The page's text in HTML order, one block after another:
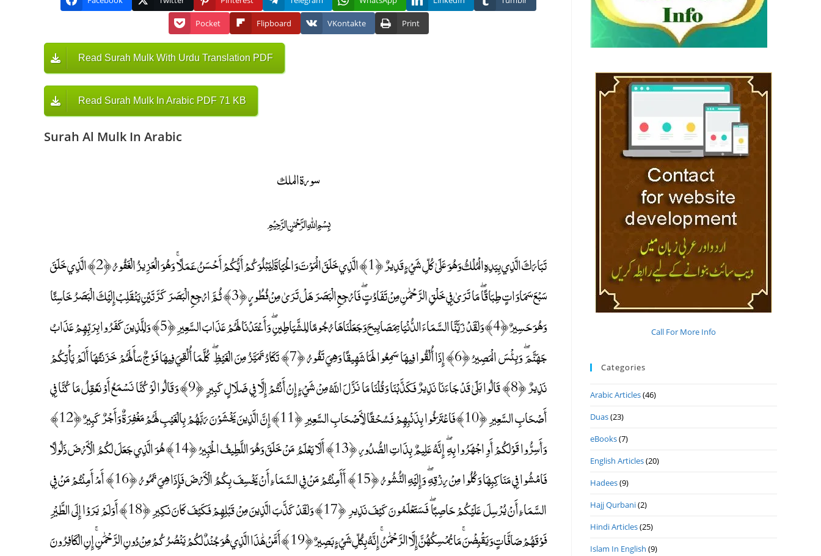
Pocket Flipboard VKontakte Print
Read Surah Mulk With Urdu Translation PDF
Read Surah Mulk In Arabic PDF 71 KB
Surah Al Mulk In Arabic
سورة الملك
﷽
تَبَارَكَ الَّذِي بِيَدِهِ الْمُلْكُ وَهُوَ عَلَىٰ كُلِّ شَيْءٍ قَدِيرٌ ﴿1﴾ الَّذِي خَلَقَ الْمَوْتَ وَالْحَيَاةَ لِيَبْلُوَكُمْ أَيُّكُمْ أَحْسَنُ عَمَلًا ۚ وَهُوَ الْعَزِيزُ الْغَفُورُ ﴿2﴾ الَّذِي خَلَقَ
سَبْعَ سَمَاوَاتٍ طِبَاقًا ۖ مَا تَرَىٰ فِي خَلْقِ الرَّحْمَٰنِ مِنْ تَفَاوُتٍ ۖ فَارْجِعِ الْبَصَرَ هَلْ تَرَىٰ مِنْ فُطُورٍ ﴿3﴾ ثُمَّ ارْجِعِ الْبَصَرَ كَرَّتَيْنِ يَنْقَلِبْ إِلَيْكَ الْبَصَرُ خَاسِئًا
وَهُوَ حَسِيرٌ ﴿4﴾ وَلَقَدْ زَيَّنَّا السَّمَاءَ الدُّنْيَا بِمَصَابِيحَ وَجَعَلْنَاهَا رُجُومًا لِلشَّيَاطِينِ ۖ وَأَعْتَدْنَا لَهُمْ عَذَابَ السَّعِيرِ ﴿5﴾ وَلِلَّذِينَ كَفَرُوا بِرَبِّهِمْ عَذَابُ
جَهَنَّمَ ۖ وَبِئْسَ الْمَصِيرُ ﴿6﴾ إِذَا أُلْقُوا فِيهَا سَمِعُوا لَهَا شَهِيقًا وَهِيَ تَفُورُ ﴿7﴾ تَكَادُ تَمَيَّزُ مِنَ الْغَيْظِ ۖ كُلَّمَا أُلْقِيَ فِيهَا فَوْجٌ سَأَلَهُمْ خَزَنَتُهَا أَلَمْ يَأْتِكُمْ
نَذِيرٌ ﴿8﴾ قَالُوا بَلَىٰ قَدْ جَاءَنَا نَذِيرٌ فَكَذَّبْنَا وَقُلْنَا مَا نَزَّلَ اللَّهُ مِنْ شَيْءٍ إِنْ أَنْتُمْ إِلَّا فِي ضَلَالٍ كَبِيرٍ ﴿9﴾ وَقَالُوا لَوْ كُنَّا نَسْمَعُ أَوْ نَعْقِلُ مَا كُنَّا فِي
أَصْحَابِ السَّعِيرِ ﴿10﴾ فَاعْتَرَفُوا بِذَنْبِهِمْ فَسُحْقًا لِأَصْحَابِ السَّعِيرِ ﴿11﴾ إِنَّ الَّذِينَ يَخْشَوْنَ رَبَّهُمْ بِالْغَيْبِ لَهُمْ مَغْفِرَةٌ وَأَجْرٌ كَبِيرٌ ﴿12﴾
وَأَسِرُّوا قَوْلَكُمْ أَوِ اجْهَرُوا بِهِ ۖ إِنَّهُ عَلِيمٌ بِذَاتِ الصُّدُورِ ﴿13﴾ أَلَا يَعْلَمُ مَنْ خَلَقَ وَهُوَ اللَّطِيفُ الْخَبِيرُ ﴿14﴾ هُوَ الَّذِي جَعَلَ لَكُمُ الْأَرْضَ ذَلُولًا
فَامْشُوا فِي مَنَاكِبِهَا وَكُلُوا مِنْ رِزْقِهِ ۖ وَإِلَيْهِ النُّشُورُ ﴿15﴾ أَأَمِنْتُمْ مَنْ فِي السَّمَاءِ أَنْ يَخْسِفَ بِكُمُ الْأَرْضَ فَإِذَا هِيَ تَمُورُ ﴿16﴾ أَمْ أَمِنْتُمْ مَنْ فِي
السَّمَاءِ أَنْ يُرْسِلَ عَلَيْكُمْ حَاصِبًا ۖ فَسَتَعْلَمُونَ كَيْفَ نَذِيرِ ﴿17﴾ وَلَقَدْ كَذَّبَ الَّذِينَ مِنْ قَبْلِهِمْ فَكَيْفَ كَانَ نَكِيرِ ﴿18﴾ أَوَلَمْ يَرَوْا إِلَى الطَّيْرِ
فَوْقَهُمْ صَافَّاتٍ وَيَقْبِضْنَ ۚ مَا يُمْسِكُهُنَّ إِلَّا الرَّحْمَٰنُ ۚ إِنَّهُ بِكُلِّ شَيْءٍ بَصِيرٌ ﴿19﴾ أَمَّنْ هَٰذَا الَّذِي هُوَ جُنْدٌ لَكُمْ يَنْصُرُكُمْ مِنْ دُونِ الرَّحْمَٰنِ ۚ إِنِ الْكَافِرُونَ
Call For More Info
Categories
Arabic Articles(46)
Duas(23)
eBooks(7)
English Articles(20)
Hadees(9)
Hajj Qurbani(2)
Hindi Articles(25)
Islam In English (9)